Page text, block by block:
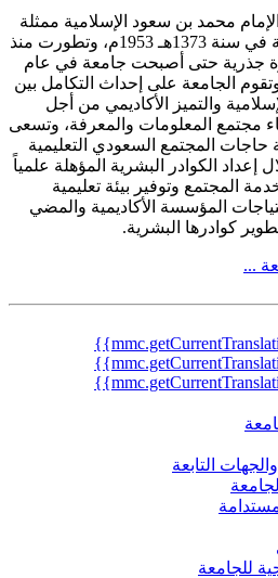
محمد بن سعود الإسلامية ممثلة
في كلية الشريعة في سنة 1373هـ 1953م، وتطورت منذ
جذرية حتى أصبحت جامعة في عام
1974م ، وتقوم الجامعة على إحداث التكامل بين
والتميز الأكاديمي من أجل
مجتمع المعلومات والمعرفة، وتسعى
حاجات المجتمع السعودي التعليمية
إعداد الكوادر البشرية المؤهلة علمياً
المجتمع وتوفير بيئة تعليمية
المؤسسة الأكاديمية والمضي
كوادرها البشرية.
...
التابعة
للجامعة